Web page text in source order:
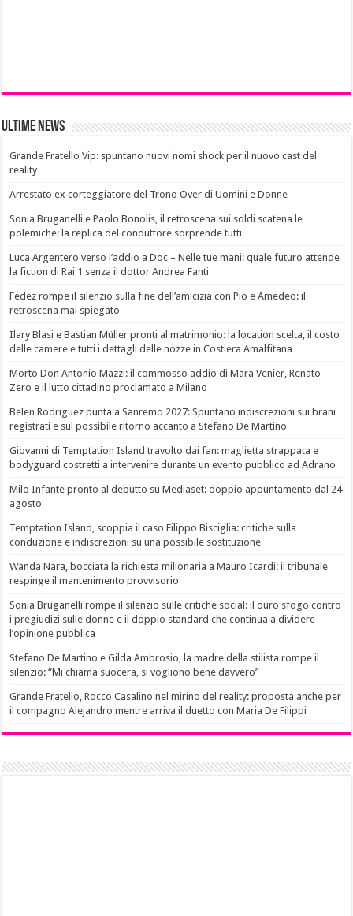
Ultime News
Grande Fratello Vip: spuntano nuovi nomi shock per il nuovo cast del
reality
Arrestato ex corteggiatore del Trono Over di Uomini e Donne
Sonia Bruganelli e Paolo Bonolis, il retroscena sui soldi scatena le
polemiche: la replica del conduttore sorprende tutti
Luca Argentero verso l’addio a Doc – Nelle tue mani: quale futuro attende
la fiction di Rai 1 senza il dottor Andrea Fanti
Fedez rompe il silenzio sulla fine dell’amicizia con Pio e Amedeo: il
retroscena mai spiegato
Ilary Blasi e Bastian Müller pronti al matrimonio: la location scelta, il costo
delle camere e tutti i dettagli delle nozze in Costiera Amalfitana
Morto Don Antonio Mazzi: il commosso addio di Mara Venier, Renato
Zero e il lutto cittadino proclamato a Milano
Belen Rodriguez punta a Sanremo 2027: Spuntano indiscrezioni sui brani
registrati e sul possibile ritorno accanto a Stefano De Martino
Giovanni di Temptation Island travolto dai fan: maglietta strappata e
bodyguard costretti a intervenire durante un evento pubblico ad Adrano
Milo Infante pronto al debutto su Mediaset: doppio appuntamento dal 24
agosto
Temptation Island, scoppia il caso Filippo Bisciglia: critiche sulla
conduzione e indiscrezioni su una possibile sostituzione
Wanda Nara, bocciata la richiesta milionaria a Mauro Icardi: il tribunale
respinge il mantenimento provvisorio
Sonia Bruganelli rompe il silenzio sulle critiche social: il duro sfogo contro
i pregiudizi sulle donne e il doppio standard che continua a dividere
l’opinione pubblica
Stefano De Martino e Gilda Ambrosio, la madre della stilista rompe il
silenzio: “Mi chiama suocera, si vogliono bene davvero”
Grande Fratello, Rocco Casalino nel mirino del reality: proposta anche per
il compagno Alejandro mentre arriva il duetto con Maria De Filippi